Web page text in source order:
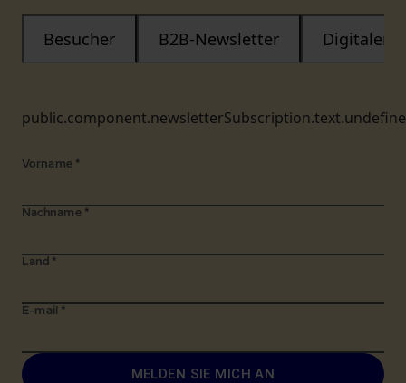
Besucher B2B-Newsletter Digitaler
Vorname *
Nachname *
Land *
E-mail *
MELDEN SIE MICH AN